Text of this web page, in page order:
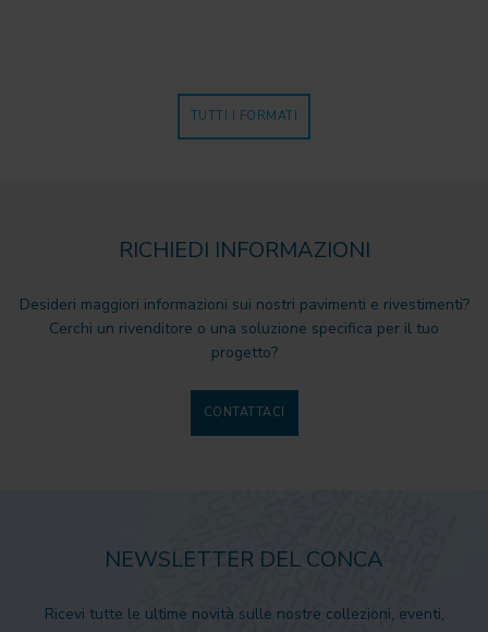
TUTTI I FORMATI
RICHIEDI INFORMAZIONI
Desideri maggiori informazioni sui nostri pavimenti e rivestimenti?
Cerchi un rivenditore o una soluzione specifica per il tuo
progetto?
CONTATTACI
NEWSLETTER DEL CONCA
Ricevi tutte le ultime novità sulle nostre collezioni, eventi,